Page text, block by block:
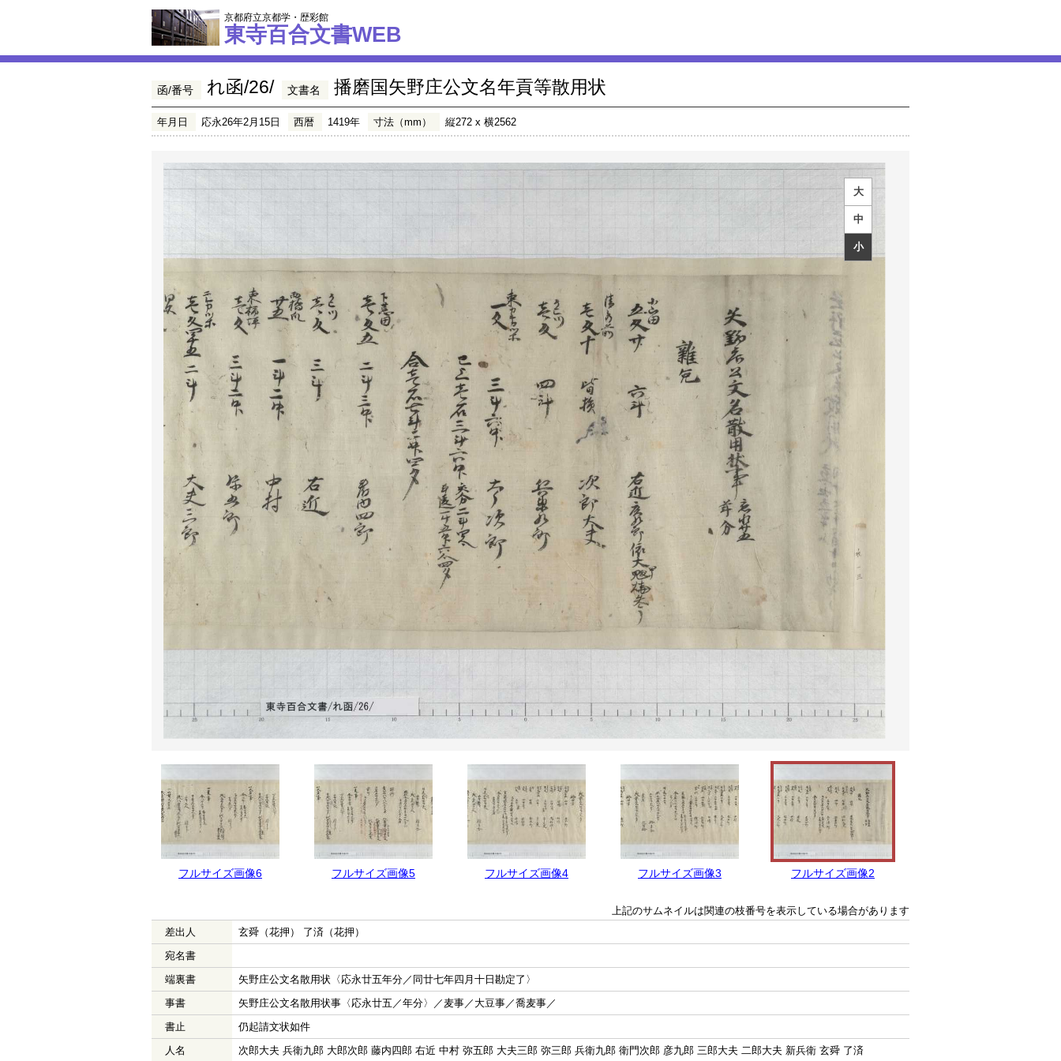
京都府立京都学・歴彩館
東寺百合文書WEB
函/番号 れ函/26/ 文書名 播磨国矢野庄公文名年貢等散用状
年月日 応永26年2月15日 西暦 1419年 寸法（mm） 縦272 x 横2562
大
中
小
フルサイズ画像6 フルサイズ画像5 フルサイズ画像4 フルサイズ画像3 フルサイズ画像2
上記のサムネイルは関連の枝番号を表示している場合があります
差出人
玄舜（花押） 了済（花押）
宛名書
端裏書
矢野庄公文名散用状〈応永廿五年分／同廿七年四月十日勘定了〉
事書
矢野庄公文名散用状事〈応永廿五／年分〉／麦事／大豆事／喬麦事／
書止
仍起請文状如件
人名
次郎大夫 兵衛九郎 大郎次郎 藤内四郎 右近 中村 弥五郎 大夫三郎 弥三郎 兵衛九郎 衛門次郎 彦九郎 三郎大夫 二郎大夫 新兵衛 玄舜 了済